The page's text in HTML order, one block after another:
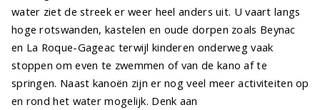
water ziet de streek er weer heel anders uit. U vaart langs
hoge rotswanden, kastelen en oude dorpen zoals Beynac
en La Roque-Gageac terwijl kinderen onderweg vaak
stoppen om even te zwemmen of van de kano af te
springen. Naast kanoën zijn er nog veel meer activiteiten op
en rond het water mogelijk. Denk aan